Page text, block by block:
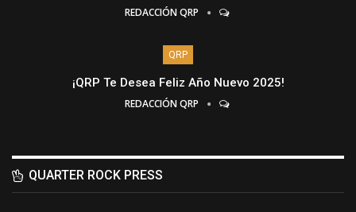
REDACCIÓN QRP
QRP
¡QRP Te Desea Feliz Año Nuevo 2025!
REDACCIÓN QRP
QUARTER ROCK PRESS